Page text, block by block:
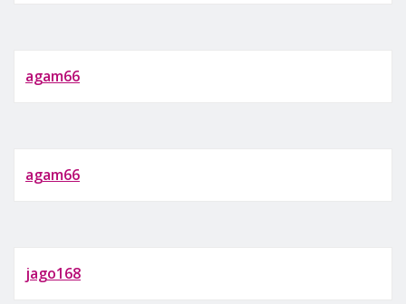
agam66
agam66
jago168